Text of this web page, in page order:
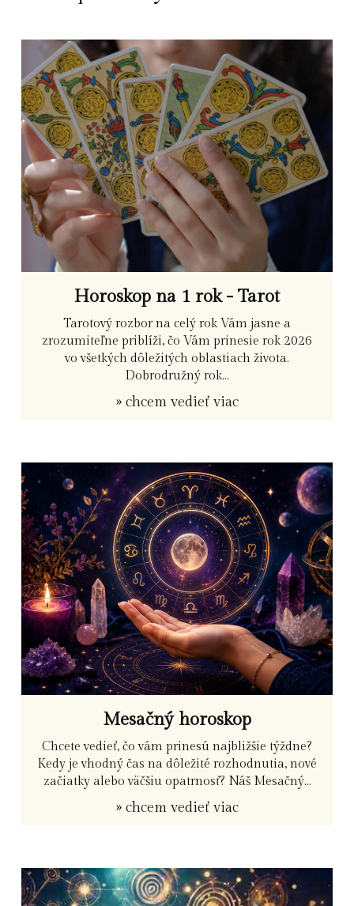
Horoskop na 1 rok - Tarot
Tarotový rozbor na celý rok Vám jasne a
zrozumiteľne priblíži, čo Vám prinesie rok 2026
vo všetkých dôležitých oblastiach života.
Dobrodružný rok...
» chcem vedieť viac
Mesačný horoskop
Chcete vedieť, čo vám prinesú najbližšie týždne?
Kedy je vhodný čas na dôležité rozhodnutia, nové
začiatky alebo väčšiu opatrnosť? Náš Mesačný...
» chcem vedieť viac